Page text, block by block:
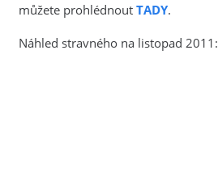
můžete prohlédnout TADY.
Náhled stravného na listopad 2011: